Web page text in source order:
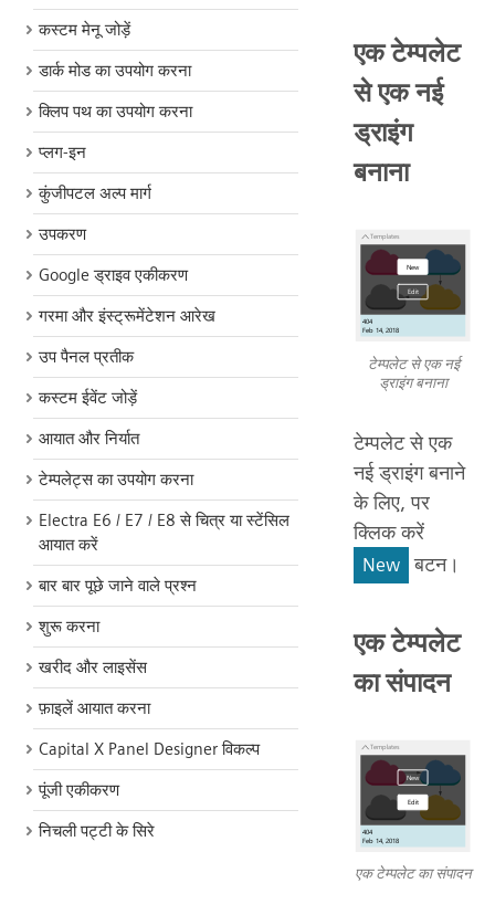
कस्टम मेनू जोड़ें
डार्क मोड का उपयोग करना
क्लिप पथ का उपयोग करना
प्लग-इन
कुंजीपटल अल्प मार्ग
उपकरण
Google ड्राइव एकीकरण
गरमा और इंस्ट्रूमेंटेशन आरेख
उप पैनल प्रतीक
कस्टम ईवेंट जोड़ें
आयात और निर्यात
टेम्पलेट्स का उपयोग करना
Electra E6 / E7 / E8 से चित्र या स्टेंसिल
आयात करें
बार बार पूछे जाने वाले प्रश्न
शुरू करना
खरीद और लाइसेंस
फ़ाइलें आयात करना
Capital X Panel Designer विकल्प
पूंजी एकीकरण
निचली पट्टी के सिरे
एक टेम्पलेट
से एक नई
ड्राइंग
बनाना
टेम्पलेट से एक नई
ड्राइंग बनाना
टेम्पलेट से एक
नई ड्राइंग बनाने
के लिए, पर
क्लिक करें
New बटन।
एक टेम्पलेट
का संपादन
एक टेम्पलेट का संपादन